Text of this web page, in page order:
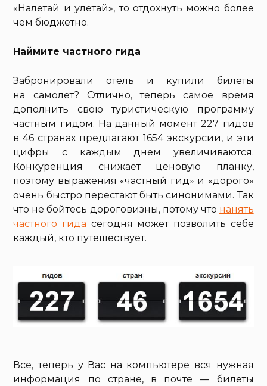
«Налетай и улетай», то отдохнуть можно более
чем бюджетно.
Наймите частного гида
Забронировали отель и купили билеты
на самолет? Отлично, теперь самое время
дополнить свою туристическую программу
частным гидом. На данный момент 227 гидов
в 46 странах предлагают 1654 экскурсии, и эти
цифры с каждым днем увеличиваются.
Конкуренция снижает ценовую планку,
поэтому выражения «частный гид» и «дорого»
очень быстро перестают быть синонимами. Так
что не бойтесь дороговизны, потому что нанять
частного гида сегодня может позволить себе
каждый, кто путешествует.
Все, теперь у Вас на компьютере вся нужная
информация по стране, в почте — билеты